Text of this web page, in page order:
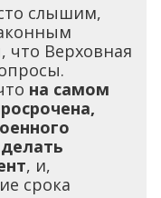
слышим,
что Верховная
на самом
, и,
срока